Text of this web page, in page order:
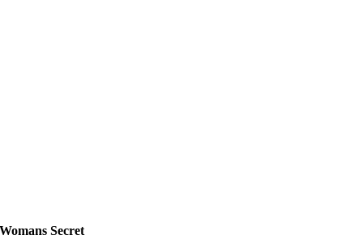
Womans Secret